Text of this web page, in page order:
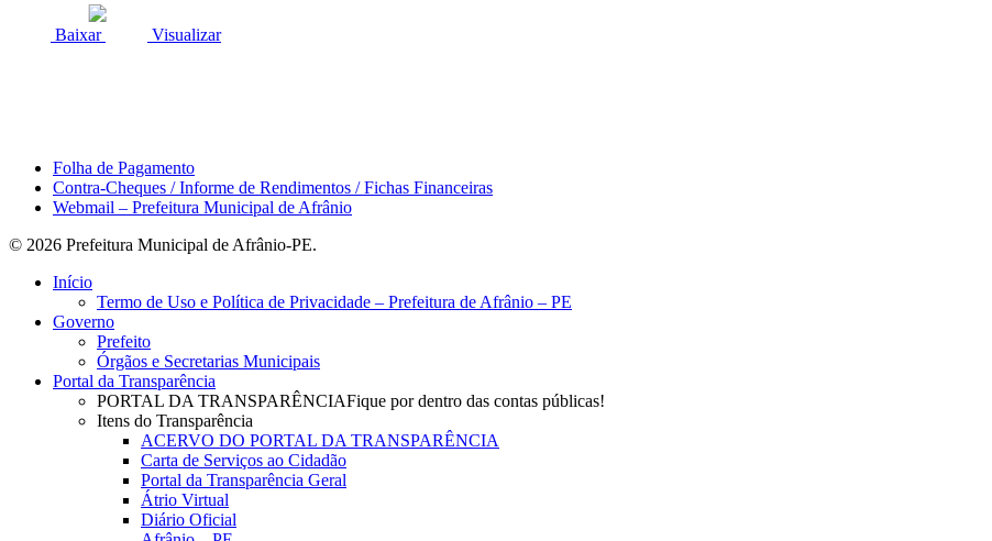
Baixar Visualizar
Folha de Pagamento
Contra-Cheques / Informe de Rendimentos / Fichas Financeiras
Webmail – Prefeitura Municipal de Afrânio
© 2026 Prefeitura Municipal de Afrânio-PE.
Close
Início
Termo de Uso e Política de Privacidade – Prefeitura de Afrânio – PE
Governo
Prefeito
Órgãos e Secretarias Municipais
Portal da Transparência
PORTAL DA TRANSPARÊNCIAFique por dentro das contas públicas!
Itens do Transparência
ACERVO DO PORTAL DA TRANSPARÊNCIA
Carta de Serviços ao Cidadão
Portal da Transparência Geral
Átrio Virtual
Diário Oficial